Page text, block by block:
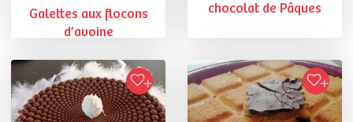
Galettes aux flocons
d’avoine
chocolat de Pâques